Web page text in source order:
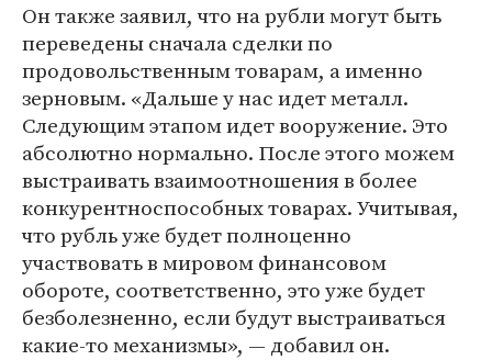
Он также заявил, что на рубли могут быть
переведены сначала сделки по
продовольственным товарам, а именно
зерновым. «Дальше у нас идет металл.
Следующим этапом идет вооружение. Это
абсолютно нормально. После этого можем
выстраивать взаимоотношения в более
конкурентноспособных товарах. Учитывая,
что рубль уже будет полноценно
участвовать в мировом финансовом
обороте, соответственно, это уже будет
безболезненно, если будут выстраиваться
какие-то механизмы», — добавил он.